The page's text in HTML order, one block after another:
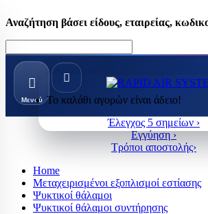
Αναζήτηση βάσει είδους, εταιρείας,
Μενού Το καλάθι αγορών είναι άδειο!
Έλεγχος 5 σημείων ›
Εγγύηση ›
Τρόποι αποστολής›
Home
Μεταχειρισμένοι εξοπλισμοί εστίασης
Ψυκτικοί θάλαμοι
Ψυκτικοί θάλαμοι συντήρησης